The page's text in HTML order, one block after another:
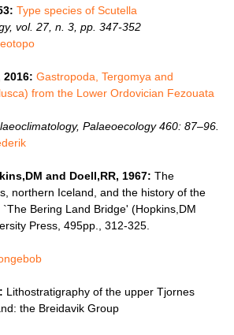
Type species of Scutella
vol. 27, n. 3, pp. 347-352
2016: Gastropoda, Tergomya and
from the Lower Ordovician Fezouata
Palaeoecology 460: 87–96.
and Doell,RR, 1967: The
northern Iceland, and the history of the
Bering Land Bridge' (Hopkins,DM
Press, 495pp., 312-325.
Lithostratigraphy of the upper Tjornes
the Breidavik Group